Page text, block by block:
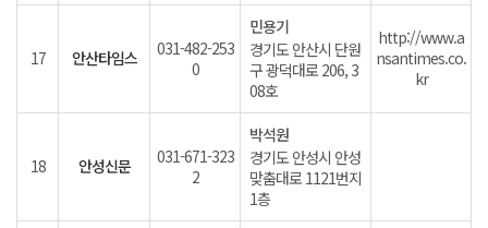
17 안산타임스
031-482-253
0
민용기
경기도 안산시 단원
구 광덕대로 206, 3
08호
http://www.a
nsantimes.co.
kr
18 안성신문
031-671-323
2
박석원
경기도 안성시 안성
맞춤대로 1121번지
1층